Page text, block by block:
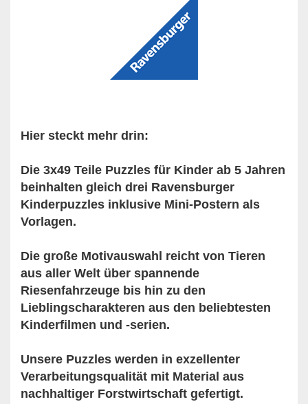
Hier steckt mehr drin:
Die 3x49 Teile Puzzles für Kinder ab 5 Jahren
beinhalten gleich drei Ravensburger
Kinderpuzzles inklusive Mini-Postern als
Vorlagen.
Die große Motivauswahl reicht von Tieren
aus aller Welt über spannende
Riesenfahrzeuge bis hin zu den
Lieblingscharakteren aus den beliebtesten
Kinderfilmen und -serien.
Unsere Puzzles werden in exzellenter
Verarbeitungsqualität mit Material aus
nachhaltiger Forstwirtschaft gefertigt.